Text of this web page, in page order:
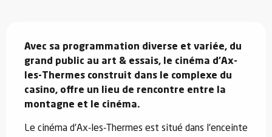
Avec sa programmation diverse et variée, du
grand public au art & essais, le cinéma d’Ax-
les-Thermes construit dans le complexe du
casino, offre un lieu de rencontre entre la
montagne et le cinéma.
Le cinéma d'Ax-les-Thermes est situé dans l'enceinte